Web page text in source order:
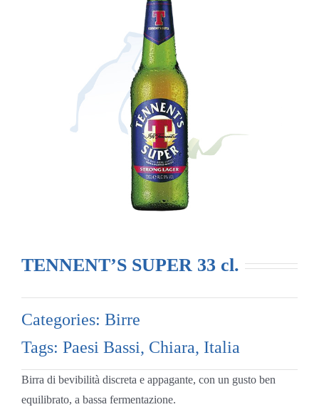
TENNENT’S SUPER 33 cl.
Categories: Birre
Tags: Paesi Bassi, Chiara, Italia
Birra di bevibilità discreta e appagante, con un gusto ben
equilibrato, a bassa fermentazione.